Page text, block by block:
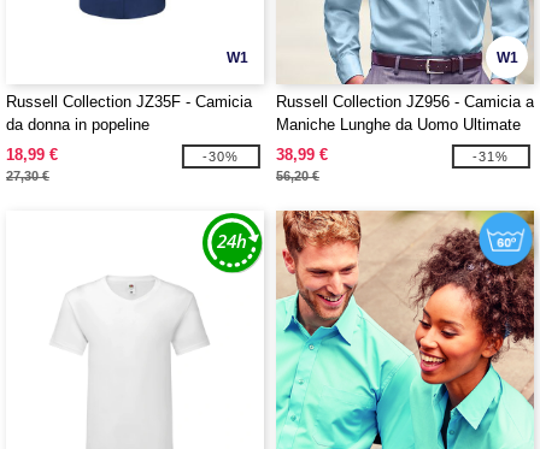
W1
Russell Collection JZ35F - Camicia
da donna in popeline
18,99 €
27,30 €
-30%
W1
Russell Collection JZ956 - Camicia a
Maniche Lunghe da Uomo Ultimate
Non-Iron
38,99 €
56,20 €
-31%